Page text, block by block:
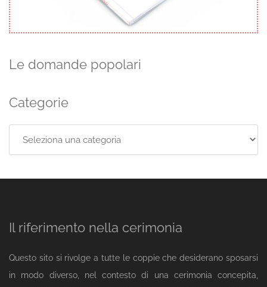
Le domande popolari
Categorie
Il riferimento nella cerimonia
Questo sito si rivolge a tutte le coppie che desiderano sposarsi
in modo diverso, nel contesto di una cerimonia concepita,